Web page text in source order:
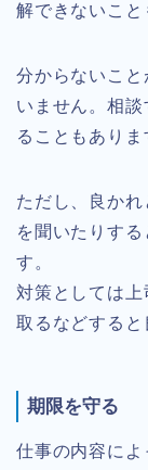
解できないこと
分からないこ
いません。相
ることもありま
ただし、良か
を聞いたりす
す。
対策としては
取るなどすると
期限を守る
仕事の内容によ